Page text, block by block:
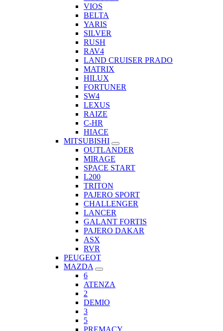
VIOS
BELTA
YARIS
SILVER
RUSH
RAV4
LAND CRUISER PRADO
MATRIX
HILUX
FORTUNER
SW4
LEXUS
RAIZE
C-HR
HIACE
MITSUBISHI
OUTLANDER
MIRAGE
SPACE START
L200
TRITON
PAJERO SPORT
CHALLENGER
LANCER
GALANT FORTIS
PAJERO DAKAR
ASX
RVR
PEUGEOT
MAZDA
6
ATENZA
2
DEMIO
3
5
PREMACY